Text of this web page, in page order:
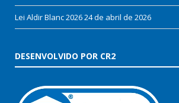
Lei Aldir Blanc 202624 de abril de 2026
DESENVOLVIDO POR CR2